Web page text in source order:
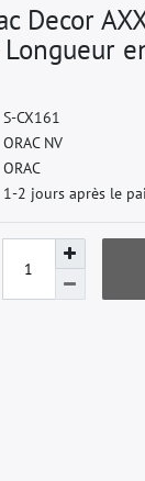
Decor
S-CX161
ORAC NV
ORAC
1-2 jours après le